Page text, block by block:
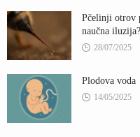
Pčelinji otrov
naučna iluzija?
28/07/2025
Plodova voda
14/05/2025